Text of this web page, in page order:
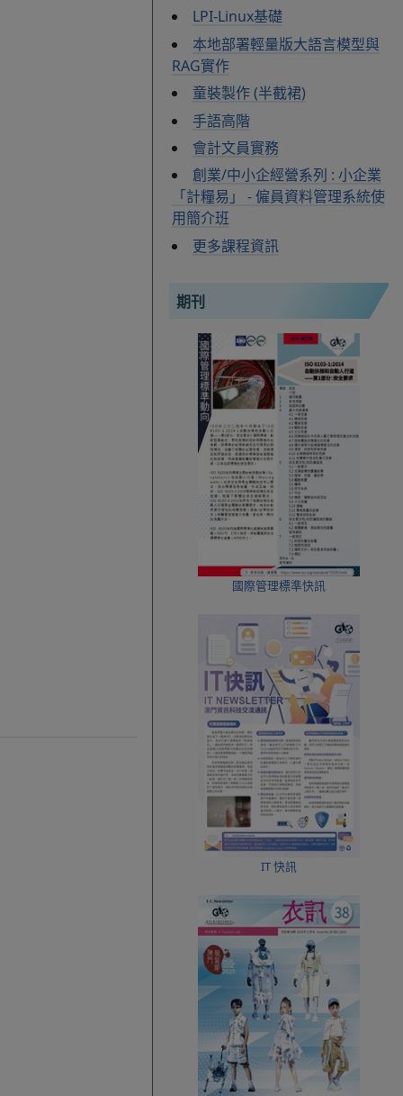
LPI-Linux基礎
本地部署輕量版大語言模型與
RAG實作
童裝製作 (半截裙)
手語高階
會計文員實務
創業/中小企經營系列 : 小企業
「計糧易」 - 僱員資料管理系統使
用簡介班
更多課程資訊
期刊
國際管理標準快訊
IT 快訊